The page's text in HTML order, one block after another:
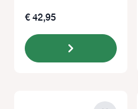
€ 42,95